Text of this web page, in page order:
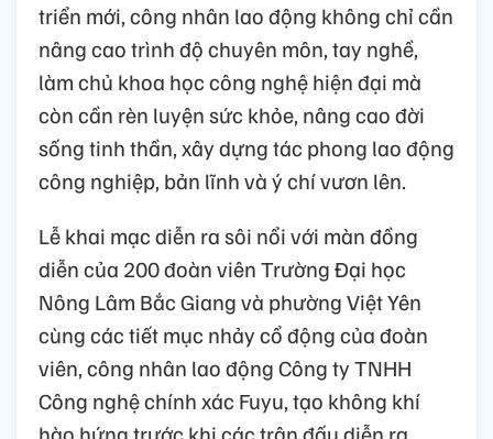
triển mới, công nhân lao động không chỉ cần
nâng cao trình độ chuyên môn, tay nghề,
làm chủ khoa học công nghệ hiện đại mà
còn cần rèn luyện sức khỏe, nâng cao đời
sống tinh thần, xây dựng tác phong lao động
công nghiệp, bản lĩnh và ý chí vươn lên.
Lễ khai mạc diễn ra sôi nổi với màn đồng
diễn của 200 đoàn viên Trường Đại học
Nông Lâm Bắc Giang và phường Việt Yên
cùng các tiết mục nhảy cổ động của đoàn
viên, công nhân lao động Công ty TNHH
Công nghệ chính xác Fuyu, tạo không khí